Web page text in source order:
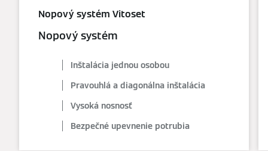
Nopový systém Vitoset
Nopový systém
Inštalácia jednou osobou
Pravouhlá a diagonálna inštalácia
Vysoká nosnosť
Bezpečné upevnenie potrubia